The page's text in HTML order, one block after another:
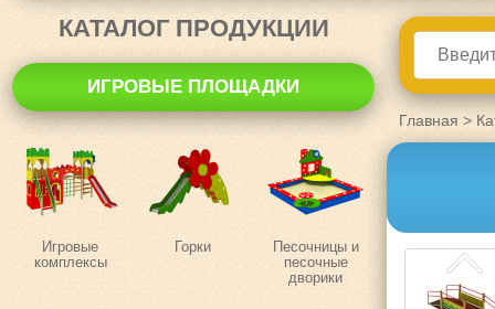
КАТАЛОГ ПРОДУКЦИИ
ИГРОВЫЕ ПЛОЩАДКИ
Игровые
комплексы
Горки
Песочницы и
песочные
дворики
Главная >